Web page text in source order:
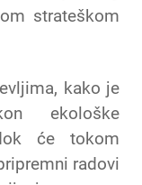
strateškom
kako je
ekološke
će tokom
radovi